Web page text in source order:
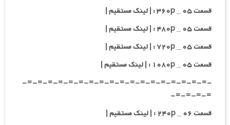
قسمت ۰۵ _ ۳۶۰p : | لینک مستقیم |
قسمت ۰۵ _ ۴۸۰p : | لینک مستقیم |
قسمت ۰۵ _ ۷۲۰p : | لینک مستقیم |
قسمت ۰۵ _ ۱۰۸۰p : | لینک مستقیم |
-=-=-=-=-=-=-=-=-=-=-=-=-=-=-=-=-=-=-
=-=-=-=-
قسمت ۰۶ _ ۲۴۰p : | لینک مستقیم |